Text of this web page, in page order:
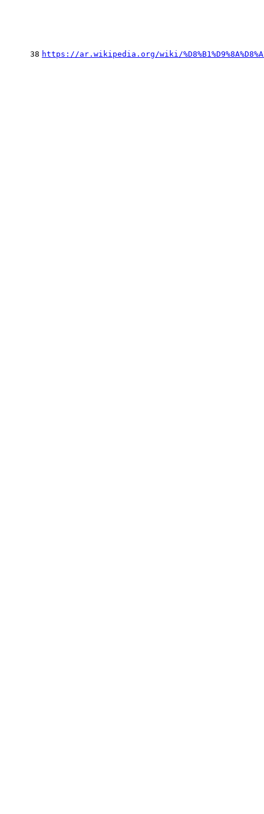
38 https://ar.wikipedia.org/wiki/